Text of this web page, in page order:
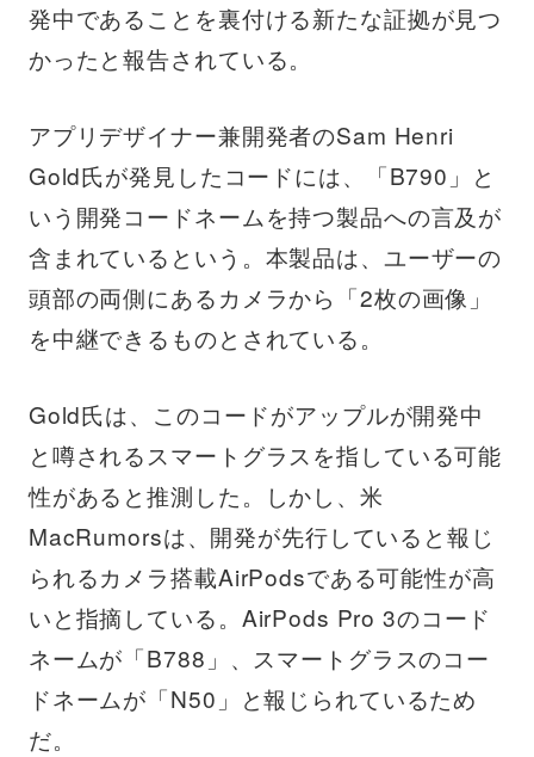
発中であることを裏付ける新たな証拠が見つ
かったと報告されている。
アプリデザイナー兼開発者のSam Henri
Gold氏が発見したコードには、「B790」と
いう開発コードネームを持つ製品への言及が
含まれているという。本製品は、ユーザーの
頭部の両側にあるカメラから「2枚の画像」
を中継できるものとされている。
Gold氏は、このコードがアップルが開発中
と噂されるスマートグラスを指している可能
性があると推測した。しかし、米
MacRumorsは、開発が先行していると報じ
られるカメラ搭載AirPodsである可能性が高
いと指摘している。AirPods Pro 3のコード
ネームが「B788」、スマートグラスのコー
ドネームが「N50」と報じられているため
だ。